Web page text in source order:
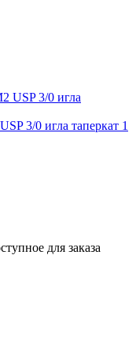
3/0 игла таперкат 1
для заказа